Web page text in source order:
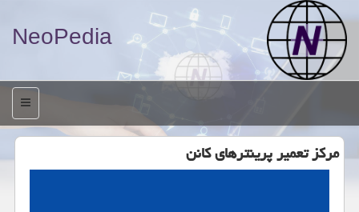
NeoPedia
منو
مركز تعمیر پرینترهای كانن